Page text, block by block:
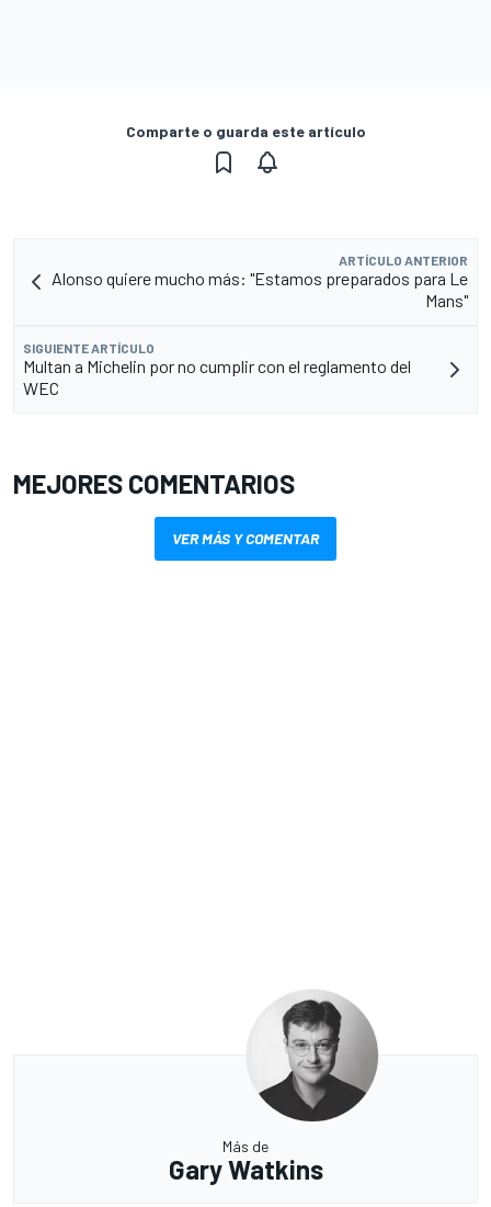
Comparte o guarda este artículo
ARTÍCULO ANTERIOR
Alonso quiere mucho más: "Estamos preparados para Le
Mans"
SIGUIENTE ARTÍCULO
Multan a Michelin por no cumplir con el reglamento del
WEC
MEJORES COMENTARIOS
VER MÁS Y COMENTAR
Más de
Gary Watkins